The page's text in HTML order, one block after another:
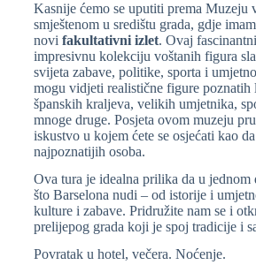
Kasnije ćemo se uputiti prema Muzeju
smještenom u središtu grada, gdje
novi fakultativni izlet. Ovaj
impresivnu kolekciju voštanih figura
svijeta zabave, politike, sporta i
mogu vidjeti realistične figure poznatih
španskih kraljeva, velikih umjetnika,
mnoge druge. Posjeta ovom muzeju
iskustvo u kojem ćete se osjećati kao
najpoznatijih osoba.
Ova tura je idealna prilika da u jednom
što Barselona nudi – od istorije i
kulture i zabave. Pridružite nam se i
prelijepog grada koji je spoj tradicije i
Povratak u hotel, večera. Noćenje.